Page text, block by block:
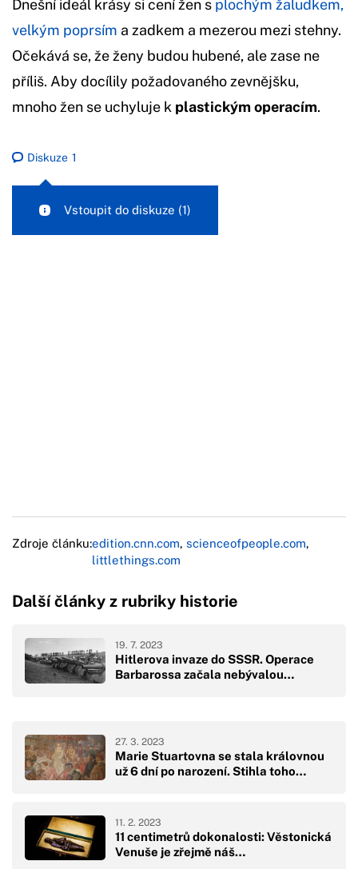
Dnešní ideál krásy si cení žen s plochým žaludkem,
velkým poprsím a zadkem a mezerou mezi stehny.
Očekává se, že ženy budou hubené, ale zase ne
příliš. Aby docílily požadovaného zevnějšku,
mnoho žen se uchyluje k plastickým operacím.
Diskuze 1
Vstoupit do diskuze (1)
Zdroje článku:edition.cnn.com, scienceofpeople.com,
littlethings.com
Další články z rubriky historie
Hitlerova invaze do SSSR. Operace
Barbarossa začala nebývalou…
19. 7. 2023
Marie Stuartovna se stala královnou
už 6 dní po narození. Stihla toho…
27. 3. 2023
11 centimetrů dokonalosti: Věstonická
Venuše je zřejmě náš…
11. 2. 2023